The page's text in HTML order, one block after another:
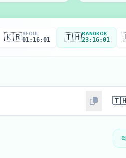
🇰🇷SEOUL
01:16:03 🇹🇭BANGKOK
23:16:03